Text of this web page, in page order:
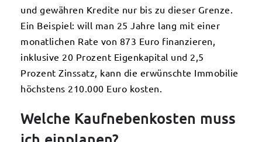
und gewähren Kredite nur bis zu dieser Grenze.
Ein Beispiel: will man 25 Jahre lang mit einer
monatlichen Rate von 873 Euro finanzieren,
inklusive 20 Prozent Eigenkapital und 2,5
Prozent Zinssatz, kann die erwünschte Immobilie
höchstens 210.000 Euro kosten.
Welche Kaufnebenkosten muss